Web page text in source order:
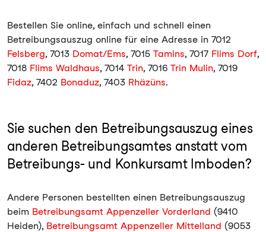
Bestellen Sie online, einfach und schnell einen
Betreibungsauszug online für eine Adresse in 7012
Felsberg, 7013 Domat/Ems, 7015 Tamins, 7017 Flims Dorf,
7018 Flims Waldhaus, 7014 Trin, 7016 Trin Mulin, 7019
Fidaz, 7402 Bonaduz, 7403 Rhäzüns.
Sie suchen den Betreibungsauszug eines
anderen Betreibungsamtes anstatt vom
Betreibungs- und Konkursamt Imboden?
Andere Personen bestellten einen Betreibungsauszug
beim Betreibungsamt Appenzeller Vorderland (9410
Heiden), Betreibungsamt Appenzeller Mittelland (9053